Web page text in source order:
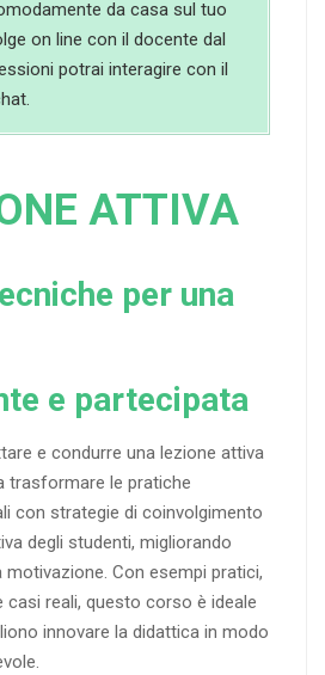
da casa sul tuo
on line con il docente dal
potrai interagire con il
ATTIVA
per una
e partecipata
e condurre una lezione attiva
trasformare le pratiche
con strategie di coinvolgimento
degli studenti, migliorando
motivazione. Con esempi pratici,
reali, questo corso è ideale
innovare la didattica in modo